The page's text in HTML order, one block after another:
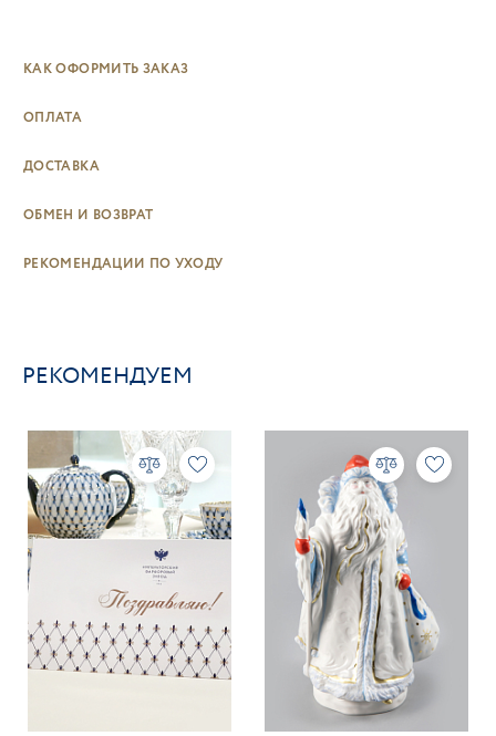
КАК ОФОРМИТЬ ЗАКАЗ
ОПЛАТА
ДОСТАВКА
ОБМЕН И ВОЗВРАТ
РЕКОМЕНДАЦИИ ПО УХОДУ
РЕКОМЕНДУЕМ